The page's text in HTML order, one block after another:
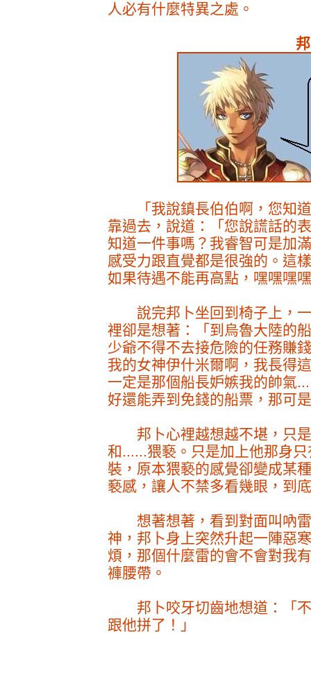
人必有什麼特異之處。
「我說鎮長伯伯啊，您知道
靠過去，說道：「您說謊話的
知道一件事嗎？我睿智可是加
感受力跟直覺都是很強的。這
如果待遇不能再高點，嘿嘿嘿
說完邦卜坐回到椅子上，一
裡卻是想著：「到烏魯大陸的
少爺不得不去接危險的任務賺
我的女神伊什米爾啊，我長得
一定是那個船長妒嫉我的帥氣
好還能弄到免錢的船票，那可
邦卜心裡越想越不堪，只是
和......猥褻。只是加上他那身
裝，原本猥褻的感覺卻變成某
褻感，讓人不禁多看幾眼，到
想著想著，看到對面叫吶雷
神，邦卜身上突然升起一陣惡
煩，那個什麼雷的會不會對我
褲腰帶。
邦卜咬牙切齒地想道：「不
跟他拼了！」